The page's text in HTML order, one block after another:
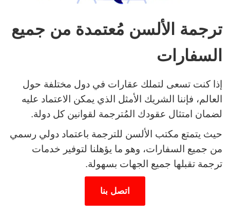
ترجمة الألسن مُعتمدة من جميع
السفارات
إذا كنت تسعى لتملك عقارات في دول مختلفة حول
العالم، فإننا الشريك الأمثل الذي يمكن الاعتماد عليه
لضمان امتثال عقودك المُترجمة لقوانين كل دولة.
حيث يتمتع مكتب الألسن للترجمة باعتماد دولي رسمي
من جميع السفارات، وهو ما يؤهلنا لتوفير خدمات
ترجمة تقبلها جميع الجهات بسهولة.
اتصل بنا